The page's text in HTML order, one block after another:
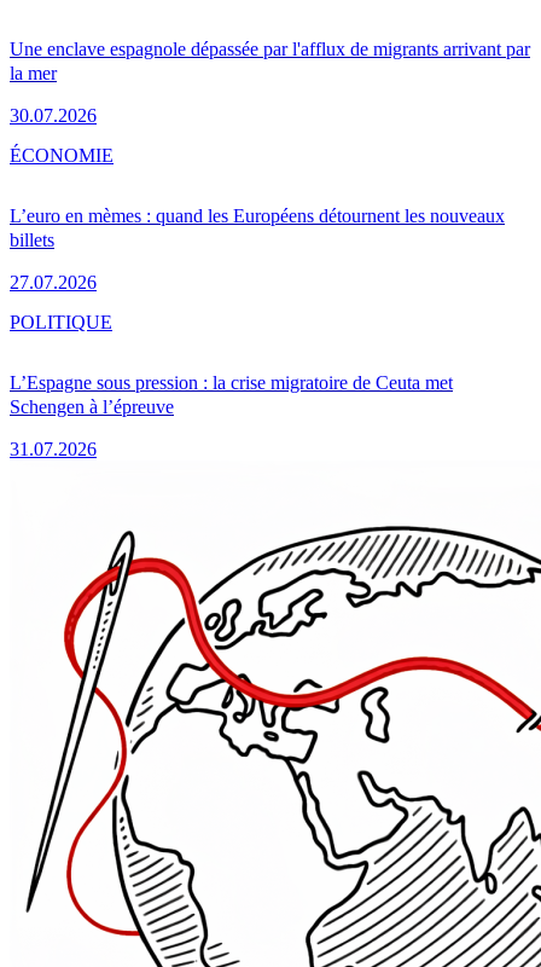
Une enclave espagnole dépassée par l'afflux de migrants arrivant par
la mer
30.07.2026
L’euro en mèmes : quand les Européens détournent les nouveaux
billets
27.07.2026
ÉCONOMIE
L’Espagne sous pression : la crise migratoire de Ceuta met
Schengen à l’épreuve
31.07.2026
POLITIQUE